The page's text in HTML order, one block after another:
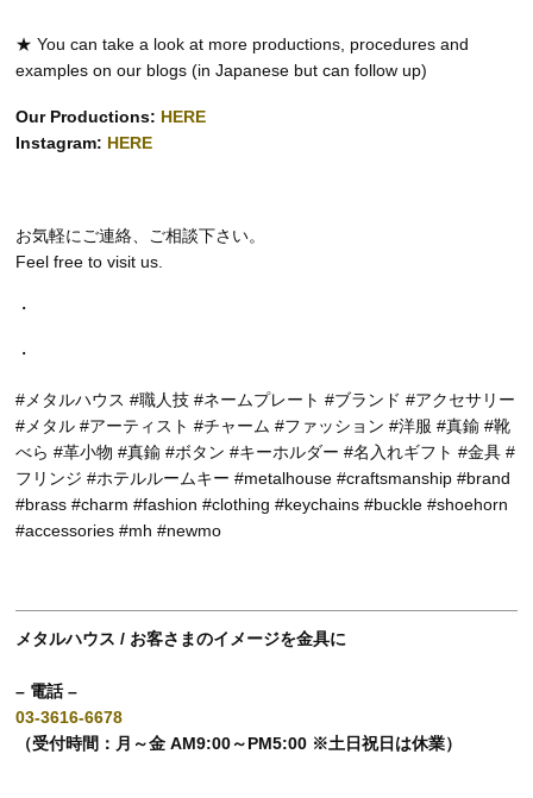
★ You can take a look at more productions, procedures and
examples on our blogs (in Japanese but can follow up)
Our Productions: HERE
Instagram: HERE
お気軽にご連絡、ご相談下さい。
Feel free to visit us.
・
・
#メタルハウス #職人技 #ネームプレート #ブランド #アクセサリー
#メタル #アーティスト #チャーム #ファッション #洋服 #真鍮 #靴
べら #革小物 #真鍮 #ボタン #キーホルダー #名入れギフト #金具 #
フリンジ #ホテルルームキー #metalhouse #craftsmanship #brand
#brass #charm #fashion #clothing #keychains #buckle #shoehorn
#accessories #mh #newmo
メタルハウス / お客さまのイメージを金具に
– 電話 –
03-3616-6678
（受付時間：月～金 AM9:00～PM5:00 ※土日祝日は休業）